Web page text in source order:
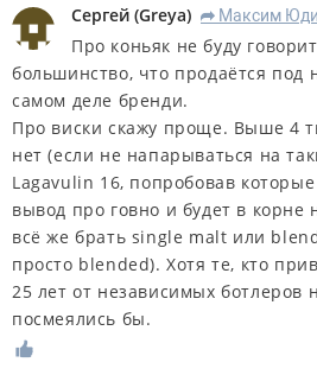
Сергей (Greya) R Максим
Про коньяк не буду
большинство, что продаётся под
самом деле бренди.
Про виски скажу проще. Выше 4
нет (если не напарываться на
Lagavulin 16, попробовав
вывод про говно и будет в корне
всё же брать single malt или
просто blended). Хотя те, кто
25 лет от независимых ботлеров
посмеялись бы.